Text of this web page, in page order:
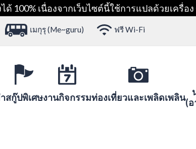
100% เนื่องจากเว็บไซต์นี้ใช้การแปลด้วยเครื่
เมกุรุ (Me~guru) ฟรี Wi-Fi
สกู๊ปพิเศษงานกิจกรรมท่องเที่ยวและเพลิดเพลิน(อ